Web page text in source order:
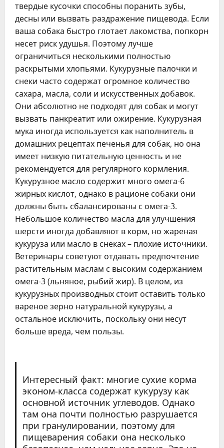
твердые кусочки способны поранить зубы,
десны или вызвать раздражение пищевода. Если
ваша собака быстро глотает лакомства, попкорн
несет риск удушья. Поэтому лучше
ограничиться несколькими полностью
раскрытыми хлопьями. Кукурузные палочки и
снеки часто содержат огромное количество
сахара, масла, соли и искусственных добавок.
Они абсолютно не подходят для собак и могут
вызвать панкреатит или ожирение. Кукурузная
мука иногда используется как наполнитель в
домашних рецептах печенья для собак, но она
имеет низкую питательную ценность и не
рекомендуется для регулярного кормления.
Кукурузное масло содержит много омега-6
жирных кислот, однако в рационе собаки они
должны быть сбалансированы с омега-3.
Небольшое количество масла для улучшения
шерсти иногда добавляют в корм, но жареная
кукуруза или масло в снеках – плохие источники.
Ветеринары советуют отдавать предпочтение
растительным маслам с высоким содержанием
омега-3 (льняное, рыбий жир). В целом, из
кукурузных производных стоит оставить только
вареное зерно натуральной кукурузы, а
остальное исключить, поскольку они несут
больше вреда, чем пользы.
Интересный факт: многие сухие корма
эконом-класса содержат кукурузу как
основной источник углеводов. Однако
там она почти полностью разрушается
при гранулировании, поэтому для
пищеварения собаки она несколько